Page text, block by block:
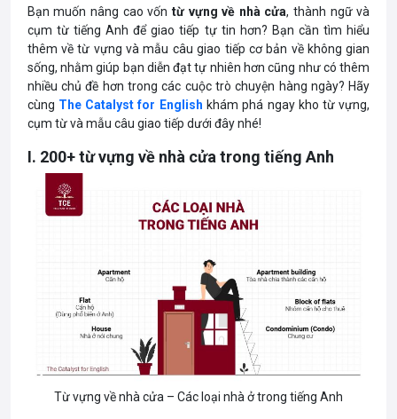
1. Học theo chủ đề và hình ảnh
2. Lập bảng từ vựng
3. Nghe và nói
4. Sử dụng ứng dụng học tiếng Anh
Bạn muốn nâng cao vốn từ vựng về nhà cửa, thành ngữ và
cụm từ tiếng Anh để giao tiếp tự tin hơn? Bạn cần tìm hiểu
thêm về từ vựng và mẫu câu giao tiếp cơ bản về không gian
sống, nhằm giúp bạn diễn đạt tự nhiên hơn cũng như có thêm
nhiều chủ đề hơn trong các cuộc trò chuyện hàng ngày? Hãy
cùng The Catalyst for English khám phá ngay kho từ vựng,
cụm từ và mẫu câu giao tiếp dưới đây nhé!
I. 200+ từ vựng về nhà cửa trong tiếng Anh
Từ vựng về nhà cửa – Các loại nhà ở trong tiếng Anh